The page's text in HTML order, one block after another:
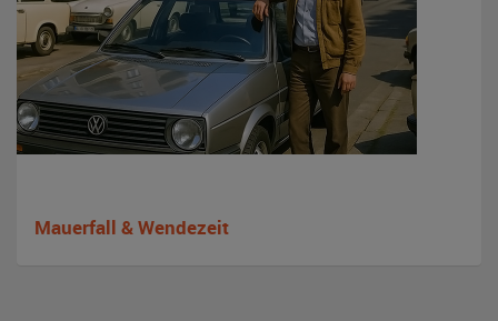
Mauerfall & Wendezeit